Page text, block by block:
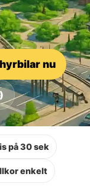
nu
på 30 sek
enkelt